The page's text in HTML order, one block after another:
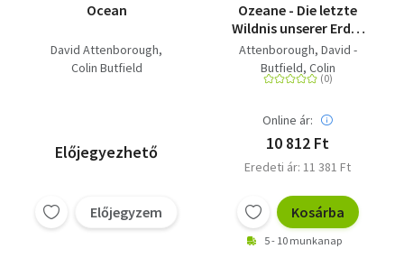
Ocean
David Attenborough
Colin Butfield
Előjegyezhető
Előjegyzem
Ozeane - Die letzte
Wildnis unserer Erde |
'Das Buch jedenfalls ist
direkt zum
Reinspringen,
Verlieren zuerst, Sich-
Aktivieren danach.'
Volker Weidermann,
DIE ZEIT
Attenborough, David -
Butfield, Colin
Online ár:
10 812 Ft
Eredeti ár: 11 381 Ft
Kosárba
5 - 10 munkanap